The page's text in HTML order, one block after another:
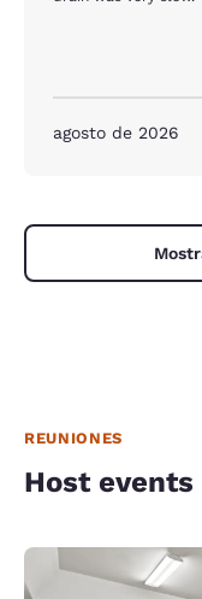
agosto de 2026
REUNIONES
Host events